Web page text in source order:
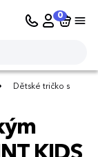
0
Dětské tričko s